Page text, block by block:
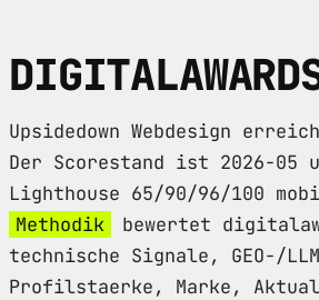
Upsidedown Webdesign
Der Scorestand ist 2026-05
Lighthouse 65/90/96/100
Methodik
bewertet
technische Signale, GEO-/
Profilstaerke, Marke,